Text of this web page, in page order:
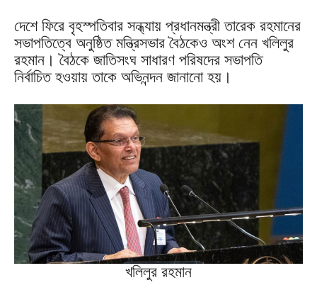
দেশে ফিরে বৃহস্পতিবার সন্ধ্যায় প্রধানমন্ত্রী তারেক রহমানের
সভাপতিত্বে অনুষ্ঠিত মন্ত্রিসভার বৈঠকেও অংশ নেন খলিলুর
রহমান। বৈঠকে জাতিসংঘ সাধারণ পরিষদের সভাপতি
নির্বাচিত হওয়ায় তাকে অভিনন্দন জানানো হয়।
খলিলুর রহমান